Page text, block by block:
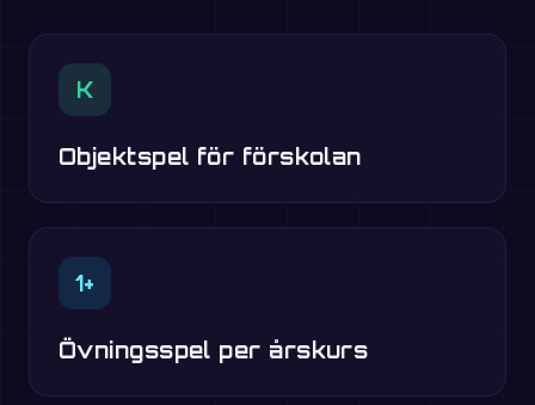
K
Objektspel för förskolan
1+
Övningsspel per årskurs